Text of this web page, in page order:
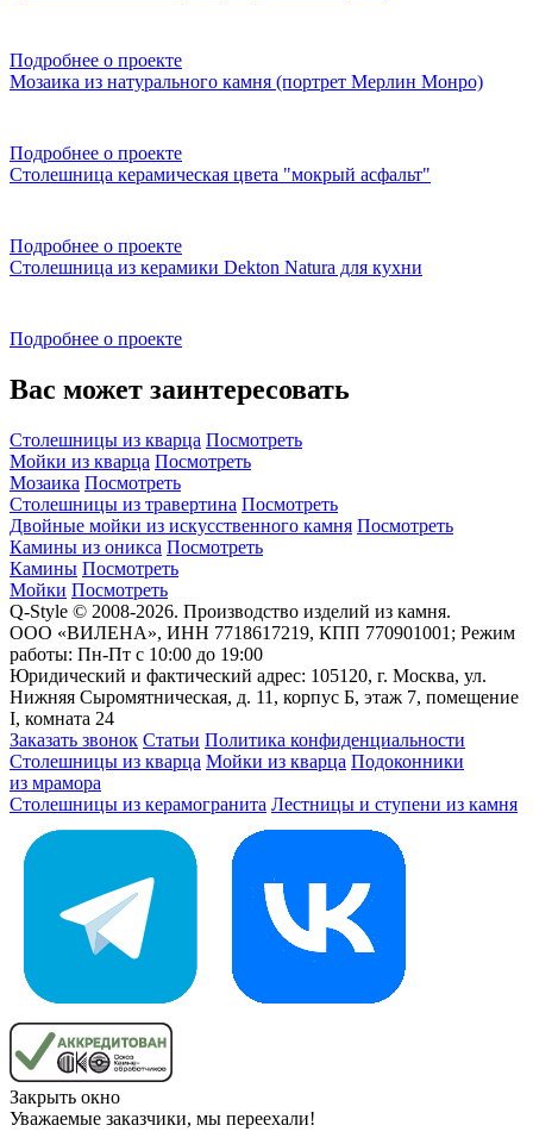
Подробнее о проекте
Мозаика из натурального камня (портрет Мерлин Монро)
Подробнее о проекте
Столешница керамическая цвета "мокрый асфальт"
Подробнее о проекте
Столешница из керамики Dekton Natura для кухни
Подробнее о проекте
Вас может заинтересовать
Столешницы из кварца Посмотреть
Мойки из кварца Посмотреть
Мозаика Посмотреть
Столешницы из травертина Посмотреть
Двойные мойки из искусственного камня Посмотреть
Камины из оникса Посмотреть
Камины Посмотреть
Мойки Посмотреть
Q-Style © 2008-2026. Производство изделий из камня.
ООО «ВИЛЕНА», ИНН 7718617219, КПП 770901001; Режим
работы: Пн-Пт с 10:00 до 19:00
Юридический и фактический адрес: 105120, г. Москва, ул.
Нижняя Сыромятническая, д. 11, корпус Б, этаж 7, помещение
I, комната 24
Заказать звонок Статьи Политика конфиденциальности
Столешницы из кварца Мойки из кварца Подоконники
из мрамора
Столешницы из керамогранита Лестницы и ступени из камня
Закрыть окно
Уважаемые заказчики, мы переехали!